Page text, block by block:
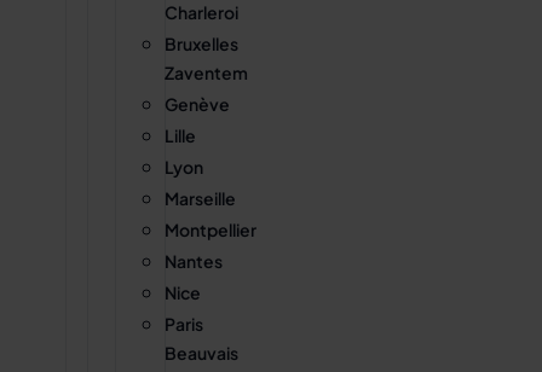
Charleroi
Bruxelles
Zaventem
Genève
Lille
Lyon
Marseille
Montpellier
Nantes
Nice
Paris
Beauvais